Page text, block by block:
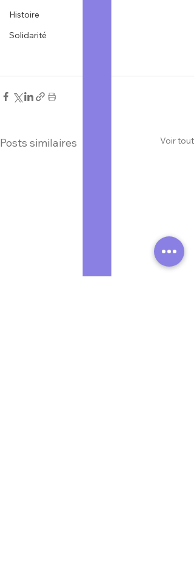
Histoire
Solidarité
Posts similaires Voir tout